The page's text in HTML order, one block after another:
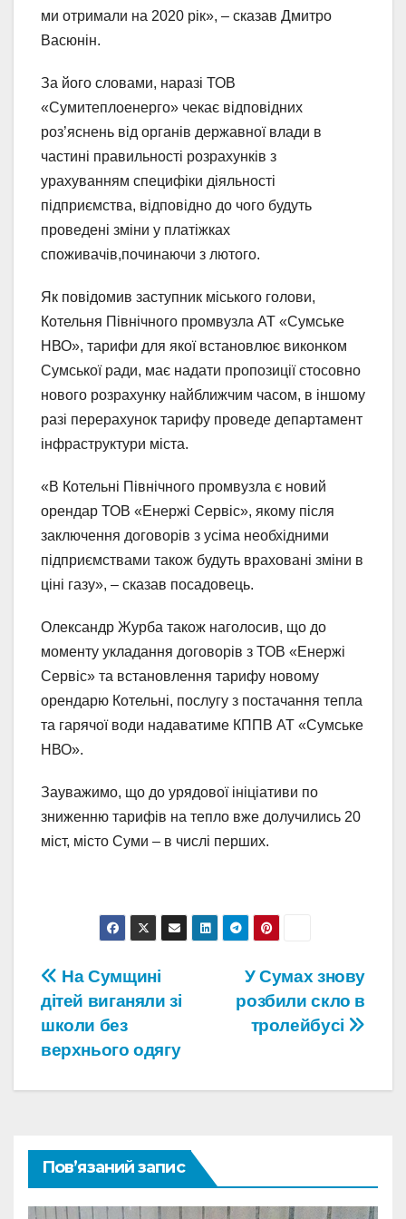
ми отримали на 2020 рік», – сказав Дмитро
Васюнін.
За його словами, наразі ТОВ
«Сумитеплоенерго» чекає відповідних
роз’яснень від органів державної влади в
частині правильності розрахунків з
урахуванням специфіки діяльності
підприємства, відповідно до чого будуть
проведені зміни у платіжках
споживачів,починаючи з лютого.
Як повідомив заступник міського голови,
Котельня Північного промвузла АТ «Сумське
НВО», тарифи для якої встановлює виконком
Сумської ради, має надати пропозиції стосовно
нового розрахунку найближчим часом, в іншому
разі перерахунок тарифу проведе департамент
інфраструктури міста.
«В Котельні Північного промвузла є новий
орендар ТОВ «Енержі Сервіс», якому після
заключення договорів з усіма необхідними
підприємствами також будуть враховані зміни в
ціні газу», – сказав посадовець.
Олександр Журба також наголосив, що до
моменту укладання договорів з ТОВ «Енержі
Сервіс» та встановлення тарифу новому
орендарю Котельні, послугу з постачання тепла
та гарячої води надаватиме КППВ АТ «Сумське
НВО».
Зауважимо, що до урядової ініціативи по
зниженню тарифів на тепло вже долучились 20
міст, місто Суми – в числі перших.
Навігація
записів
У Сумах знову
розбили скло в
тролейбусі
На Сумщині
дітей виганяли зі
школи без
верхнього одягу
Пов’язаний запис